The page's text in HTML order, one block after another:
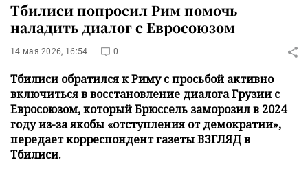
Тбилиси попросил Рим помочь
наладить диалог с Евросоюзом
14 мая 2026, 16:54 0
Тбилиси обратился к Риму с просьбой активно
включиться в восстановление диалога Грузии с
Евросоюзом, который Брюссель заморозил в 2024
году из-за якобы «отступления от демократии»,
передает корреспондент газеты ВЗГЛЯД в
Тбилиси.